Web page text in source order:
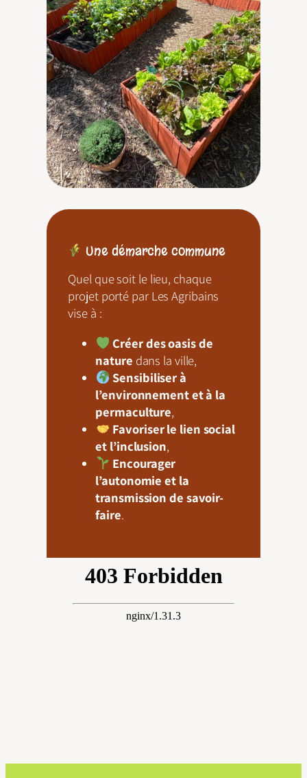
Une démarche commune
Quel que soit le lieu, chaque
projet porté par Les Agribains
vise à :
Créer des oasis de
nature dans la ville,
Sensibiliser à
l’environnement et à la
permaculture,
Favoriser le lien social
et l’inclusion,
Encourager
l’autonomie et la
transmission de savoir-
faire.